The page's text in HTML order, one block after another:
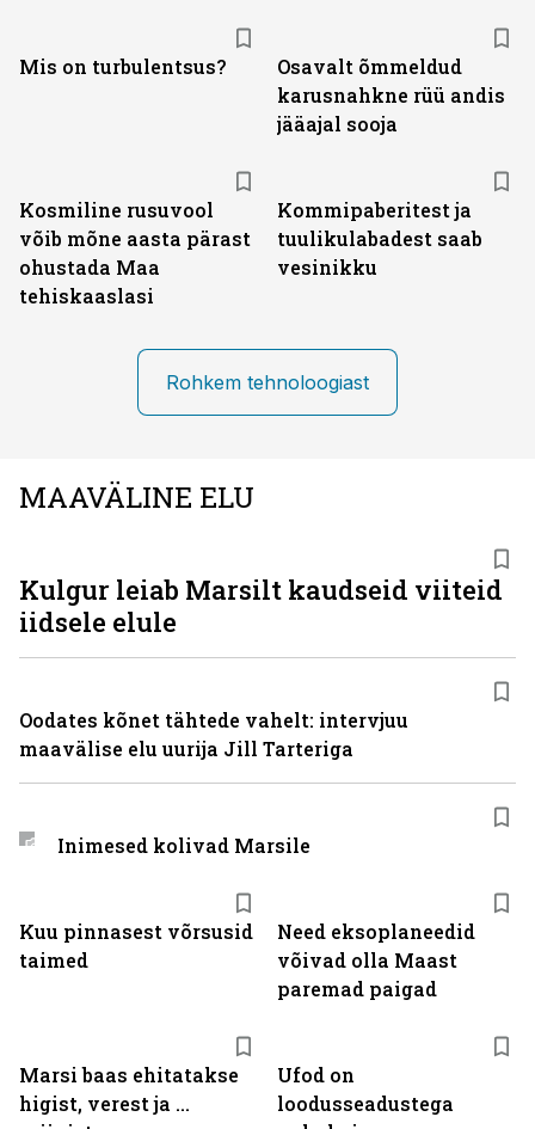
Mis on turbulentsus?
Osavalt õmmeldud
karusnahkne rüü andis
jääajal sooja
Kosmiline rusuvool
võib mõne aasta pärast
ohustada Maa
tehiskaaslasi
Kommipaberitest ja
tuulikulabadest saab
vesinikku
Rohkem tehnoloogiast
MAAVÄLINE ELU
Kuu pinnasest võrsusid
taimed
Need eksoplaneedid
võivad olla Maast
paremad paigad
Marsi baas ehitatakse
higist, verest ja ...
Ufod on
loodusseadustega
Kulgur leiab Marsilt kaudseid viiteid
iidsele elule
Oodates kõnet tähtede vahelt: intervjuu
maavälise elu uurija Jill Tarteriga
Inimesed kolivad Marsile